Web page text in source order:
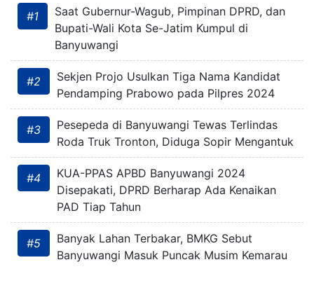
#1
Saat Gubernur-Wagub, Pimpinan DPRD, dan
Bupati-Wali Kota Se-Jatim Kumpul di
Banyuwangi
#2
Sekjen Projo Usulkan Tiga Nama Kandidat
Pendamping Prabowo pada Pilpres 2024
#3
Pesepeda di Banyuwangi Tewas Terlindas
Roda Truk Tronton, Diduga Sopir Mengantuk
#4
KUA-PPAS APBD Banyuwangi 2024
Disepakati, DPRD Berharap Ada Kenaikan
PAD Tiap Tahun
#5
Banyak Lahan Terbakar, BMKG Sebut
Banyuwangi Masuk Puncak Musim Kemarau